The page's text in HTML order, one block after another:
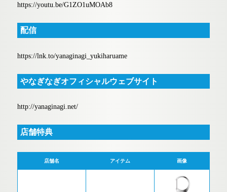
https://youtu.be/G1ZO1uMOAb8
配信
https://lnk.to/yanaginagi_yukiharuame
やなぎなぎオフィシャルウェブサイト
http://yanaginagi.net/
店舗特典
店舗名 アイテム 画像